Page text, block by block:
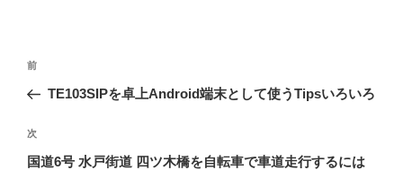
投
ナ
ビ
ゲ
前
の
稿
前
TE103SIPを卓上Android端末として使うTipsいろいろ
次
の
次
国道6号 水戸街道 四ツ木橋を自転車で車道走行するには